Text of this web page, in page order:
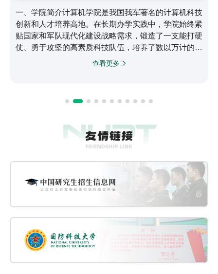
一、学院简介计算机学院是我国我军著名的计算机科技
创新和人才培养高地。在长期办学实践中，学院始终紧
贴国家和军队现代化建设战略需求，锻造了一支能打硬
仗、勇于攻坚的高素质科技队伍，培养了数以万计的信
息化领域骨干人才，取得了以银河/天河系列高性能计
界领先行列的综合实力。二、历史沿革学院起步于
1971年成立计算机…
查看更多